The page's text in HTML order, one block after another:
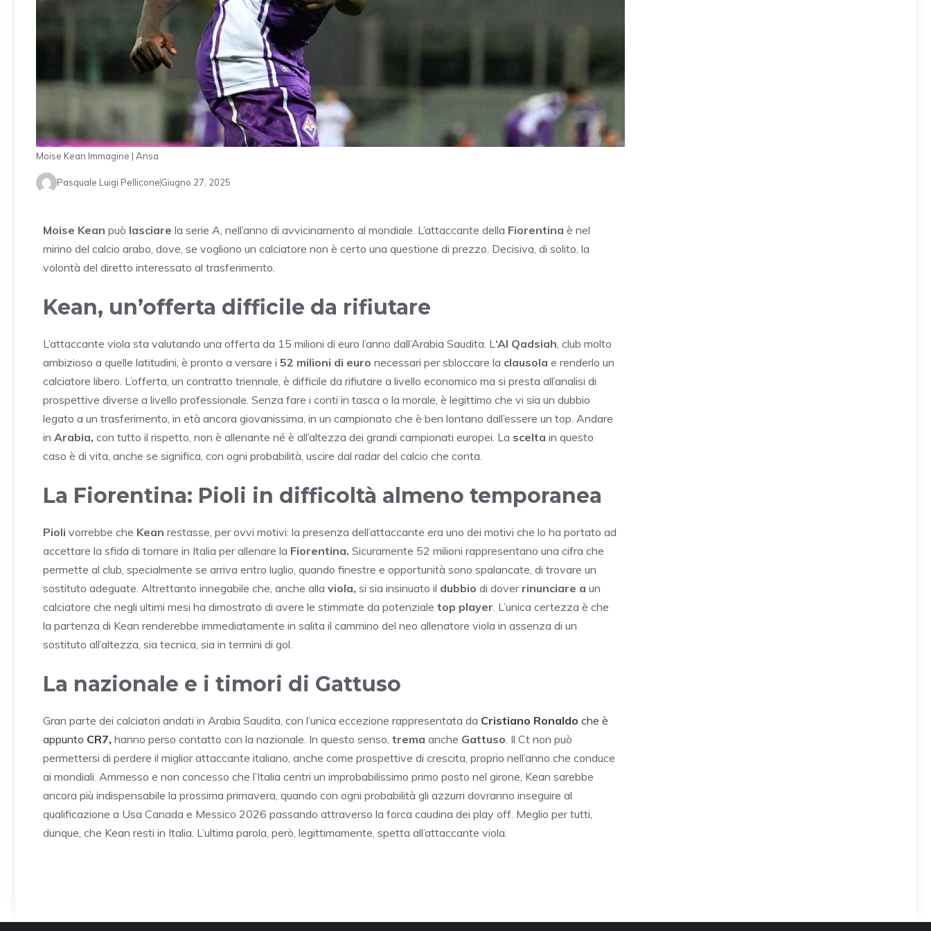
Moise Kean Immagine | Ansa
Pasquale Luigi PelliconeGiugno 27, 2025
Moise Kean può lasciare la serie A, nell’anno di avvicinamento al mondiale. L’attaccante della Fiorentina è nel
mirino del calcio arabo, dove, se vogliono un calciatore non è certo una questione di prezzo. Decisiva, di solito, la
volontà del diretto interessato al trasferimento.
Kean, un’offerta difficile da rifiutare
L’attaccante viola sta valutando una offerta da 15 milioni di euro l’anno dall’Arabia Saudita. L ‘Al Qadsiah , club molto
ambizioso a quelle latitudini, è pronto a versare i 52 milioni di euro necessari per sbloccare la clausola e renderlo un
calciatore libero. L’offerta, un contratto triennale, è difficile da rifiutare a livello economico ma si presta all’analisi di
prospettive diverse a livello professionale. Senza fare i conti in tasca o la morale, è legittimo che vi sia un dubbio
legato a un trasferimento, in età ancora giovanissima, in un campionato che è ben lontano dall’essere un top. Andare
in Arabia, con tutto il rispetto, non è allenante né è all’altezza dei grandi campionati europei. La scelta in questo
caso è di vita, anche se significa, con ogni probabilità, uscire dal radar del calcio che conta.
La Fiorentina: Pioli in difficoltà almeno temporanea
Pioli vorrebbe che Kean restasse, per ovvi motivi: la presenza dell’attaccante era uno dei motivi che lo ha portato ad
accettare la sfida di tornare in Italia per allenare la Fiorentina. Sicuramente 52 milioni rappresentano una cifra che
permette al club, specialmente se arriva entro luglio, quando finestre e opportunità sono spalancate, di trovare un
sostituto adeguate. Altrettanto innegabile che, anche alla viola, si sia insinuato il dubbio di dover rinunciare a un
calciatore che negli ultimi mesi ha dimostrato di avere le stimmate da potenziale top player . L’unica certezza è che
la partenza di Kean renderebbe immediatamente in salita il cammino del neo allenatore viola in assenza di un
sostituto all’altezza, sia tecnica, sia in termini di gol.
La nazionale e i timori di Gattuso
Gran parte dei calciatori andati in Arabia Saudita, con l’unica eccezione rappresentata da Cristiano Ronaldo che è
appunto CR7, hanno perso contatto con la nazionale. In questo senso, trema anche Gattuso . Il Ct non può
permettersi di perdere il miglior attaccante italiano, anche come prospettive di crescita, proprio nell’anno che conduce
ai mondiali. Ammesso e non concesso che l’Italia centri un improbabilissimo primo posto nel girone, Kean sarebbe
ancora più indispensabile la prossima primavera, quando con ogni probabilità gli azzurri dovranno inseguire al
qualificazione a Usa Canada e Messico 2026 passando attraverso la forca caudina dei play off. Meglio per tutti,
dunque, che Kean resti in Italia. L’ultima parola, però, legittimamente, spetta all’attaccante viola.